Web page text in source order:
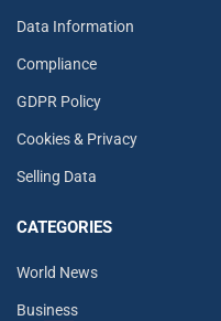
Data Information
Compliance
GDPR Policy
Cookies & Privacy
Selling Data
CATEGORIES
World News
Business